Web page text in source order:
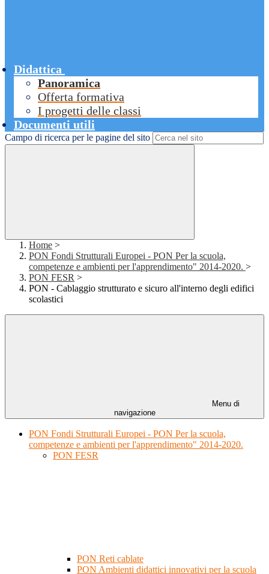
Didattica
Panoramica
Offerta formativa
I progetti delle classi
Documenti utili
Campo di ricerca per le pagine del sito
Home >
PON Fondi Strutturali Europei - PON Per la scuola,
competenze e ambienti per l'apprendimento" 2014-2020. >
PON FESR >
PON - Cablaggio strutturato e sicuro all'interno degli edifici
scolastici
Menu di
navigazione
PON Fondi Strutturali Europei - PON Per la scuola,
competenze e ambienti per l'apprendimento" 2014-2020.
PON FESR
PON Reti cablate
PON Ambienti didattici innovativi per la scuola